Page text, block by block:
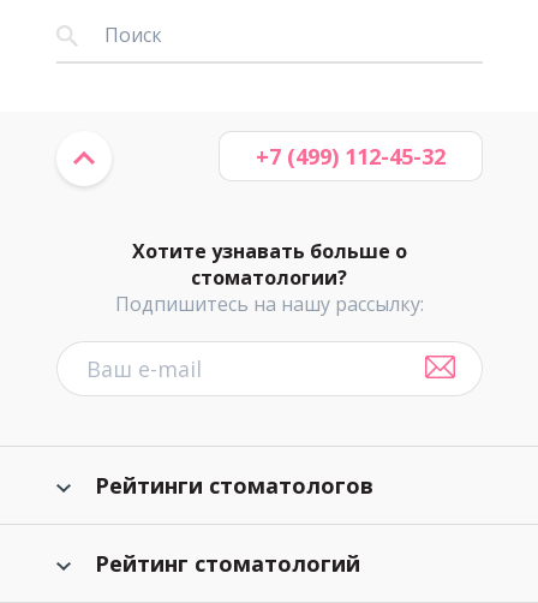
Хотите узнавать больше о
стоматологии?
Подпишитесь на нашу рассылку:
+7 (499) 112-45-32
Рейтинги стоматологов
Рейтинг стоматологий